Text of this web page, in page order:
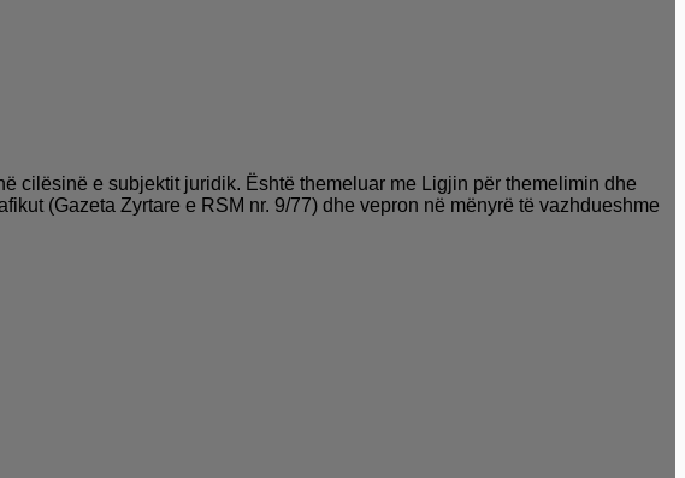
cilësinë e subjektit juridik. Është themeluar me Ligjin për themelimin dhe
(Gazeta Zyrtare e RSM nr. 9/77) dhe vepron në mënyrë të vazhdueshme